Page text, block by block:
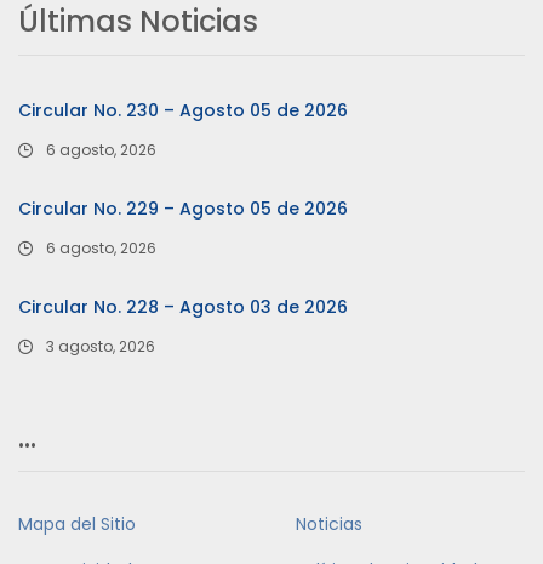
Últimas Noticias
Circular No. 230 – Agosto 05 de 2026
6 agosto, 2026
Circular No. 229 – Agosto 05 de 2026
6 agosto, 2026
Circular No. 228 – Agosto 03 de 2026
3 agosto, 2026
…
Mapa del Sitio
Noticias